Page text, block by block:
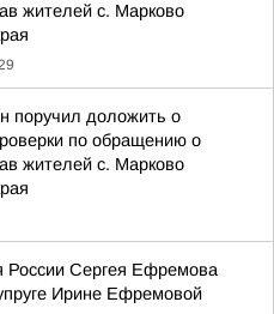
жителей с. Марково
поручил доложить о
по обращению о
жителей с. Марково
России Сергея Ефремова
Ирине Ефремовой